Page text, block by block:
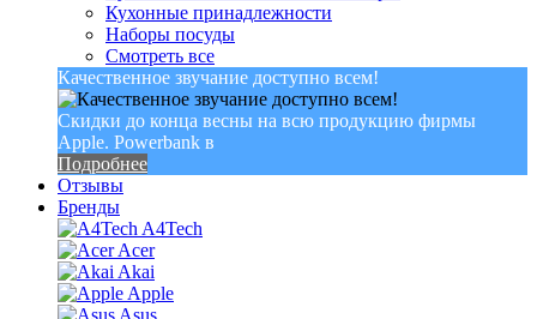
Кухонные принадлежности
Наборы посуды
Смотреть все
Качественное звучание доступно всем!
Скидки до конца весны на всю продукцию фирмы
Apple. Powerbank в
Подробнее
Отзывы
Бренды
A4Tech
Acer
Akai
Apple
Asus